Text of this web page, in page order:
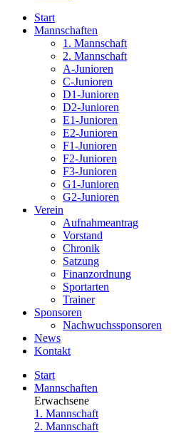
Start
Mannschaften
1. Mannschaft
2. Mannschaft
A-Junioren
C-Junioren
D1-Junioren
D2-Junioren
E1-Junioren
E2-Junioren
F1-Junioren
F2-Junioren
F3-Junioren
G1-Junioren
G2-Junioren
Verein
Aufnahmeantrag
Vorstand
Chronik
Satzung
Finanzordnung
Sportarten
Trainer
Sponsoren
Nachwuchssponsoren
News
Kontakt
Start
Mannschaften
Erwachsene
1. Mannschaft
2. Mannschaft